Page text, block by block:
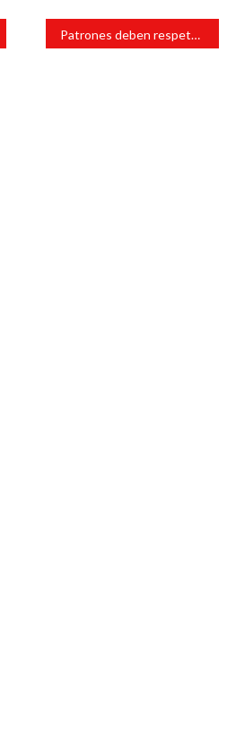
Patrones deben respetar la “Ley Silla”, en Veracruz: Diputada Victoria Gutiérrez